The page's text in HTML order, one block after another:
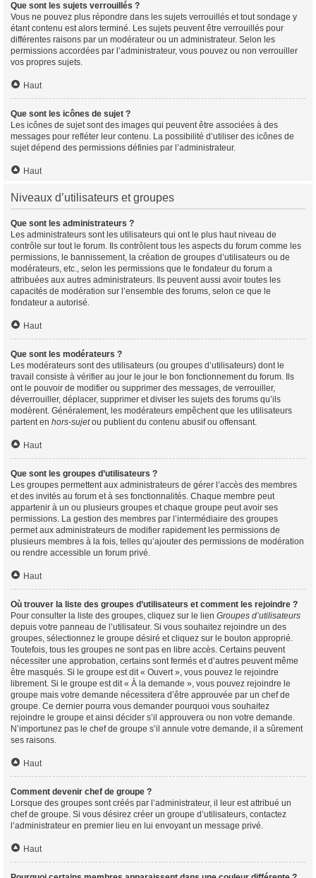
Que sont les sujets verrouillés ?
Vous ne pouvez plus répondre dans les sujets verrouillés et tout sondage y
étant contenu est alors terminé. Les sujets peuvent être verrouillés pour
différentes raisons par un modérateur ou un administrateur. Selon les
permissions accordées par l’administrateur, vous pouvez ou non verrouiller
vos propres sujets.
Haut
Que sont les icônes de sujet ?
Les icônes de sujet sont des images qui peuvent être associées à des
messages pour refléter leur contenu. La possibilité d’utiliser des icônes de
sujet dépend des permissions définies par l’administrateur.
Haut
Niveaux d’utilisateurs et groupes
Que sont les administrateurs ?
Les administrateurs sont les utilisateurs qui ont le plus haut niveau de
contrôle sur tout le forum. Ils contrôlent tous les aspects du forum comme les
permissions, le bannissement, la création de groupes d’utilisateurs ou de
modérateurs, etc., selon les permissions que le fondateur du forum a
attribuées aux autres administrateurs. Ils peuvent aussi avoir toutes les
capacités de modération sur l’ensemble des forums, selon ce que le
fondateur a autorisé.
Haut
Que sont les modérateurs ?
Les modérateurs sont des utilisateurs (ou groupes d’utilisateurs) dont le
travail consiste à vérifier au jour le jour le bon fonctionnement du forum. Ils
ont le pouvoir de modifier ou supprimer des messages, de verrouiller,
déverrouiller, déplacer, supprimer et diviser les sujets des forums qu’ils
modèrent. Généralement, les modérateurs empêchent que les utilisateurs
partent en hors-sujetou publient du contenu abusif ou offensant.
Haut
Que sont les groupes d’utilisateurs ?
Les groupes permettent aux administrateurs de gérer l’accès des membres
et des invités au forum et à ses fonctionnalités. Chaque membre peut
appartenir à un ou plusieurs groupes et chaque groupe peut avoir ses
permissions. La gestion des membres par l’intermédiaire des groupes
permet aux administrateurs de modifier rapidement les permissions de
plusieurs membres à la fois, telles qu’ajouter des permissions de modération
ou rendre accessible un forum privé.
Haut
Où trouver la liste des groupes d’utilisateurs et comment les rejoindre ?
Pour consulter la liste des groupes, cliquez sur le lien Groupes d’utilisateurs
depuis votre panneau de l’utilisateur. Si vous souhaitez rejoindre un des
groupes, sélectionnez le groupe désiré et cliquez sur le bouton approprié.
Toutefois, tous les groupes ne sont pas en libre accès. Certains peuvent
nécessiter une approbation, certains sont fermés et d’autres peuvent même
être masqués. Si le groupe est dit « Ouvert », vous pouvez le rejoindre
librement. Si le groupe est dit « À la demande », vous pouvez rejoindre le
groupe mais votre demande nécessitera d’être approuvée par un chef de
groupe. Ce dernier pourra vous demander pourquoi vous souhaitez
rejoindre le groupe et ainsi décider s’il approuvera ou non votre demande.
N’importunez pas le chef de groupe s’il annule votre demande, il a sûrement
ses raisons.
Haut
Comment devenir chef de groupe ?
Lorsque des groupes sont créés par l’administrateur, il leur est attribué un
chef de groupe. Si vous désirez créer un groupe d’utilisateurs, contactez
l’administrateur en premier lieu en lui envoyant un message privé.
Haut